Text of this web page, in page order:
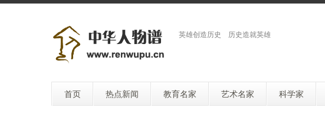
英雄创造历史 历史造就英雄
首页 热点新闻 教育名家 艺术名家 科学家